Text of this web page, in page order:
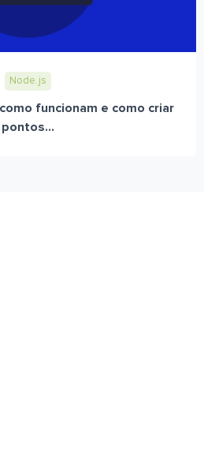
Node.js
funcionam e como criar
pontos...